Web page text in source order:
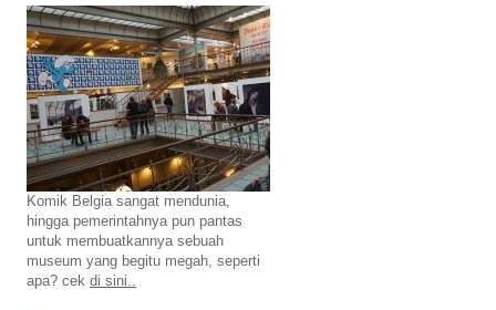
Komik Belgia sangat mendunia,
hingga pemerintahnya pun pantas
untuk membuatkannya sebuah
museum yang begitu megah, seperti
apa? cek di sini..